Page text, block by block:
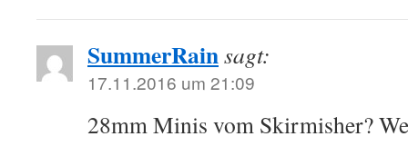
SummerRainsagt:
17.11.2016 um 21:09
28mm Minis vom Skirmisher?